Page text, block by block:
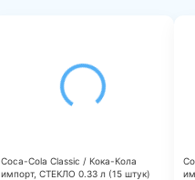
Coca-Cola Classic / Кока-Кола
импорт, СТЕКЛО 0.33 л (15 штук)